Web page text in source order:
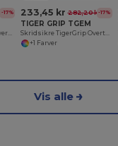
-17% 233,45 kr 282,20 kr-17%
TIGER GRIP TGEM
+1 Farver
Vis alle